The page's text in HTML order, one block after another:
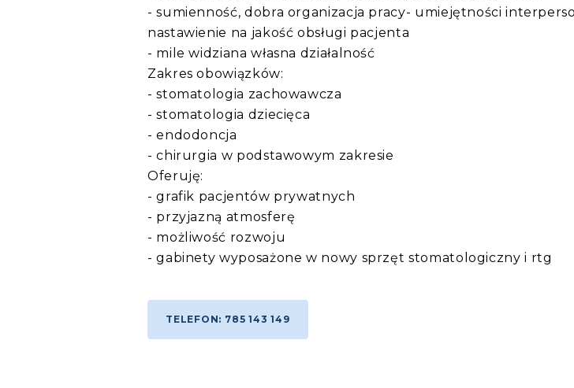
- sumienność, dobra organizacja pracy- umiejętności
nastawienie na jakość obsługi pacjenta
- mile widziana własna działalność
Zakres obowiązków:
- stomatologia zachowawcza
- stomatologia dziecięca
- endodoncja
- chirurgia w podstawowym zakresie
Oferuję:
- grafik pacjentów prywatnych
- przyjazną atmosferę
- możliwość rozwoju
- gabinety wyposażone w nowy sprzęt stomatologiczny i rtg
TELEFON: 785 143 149